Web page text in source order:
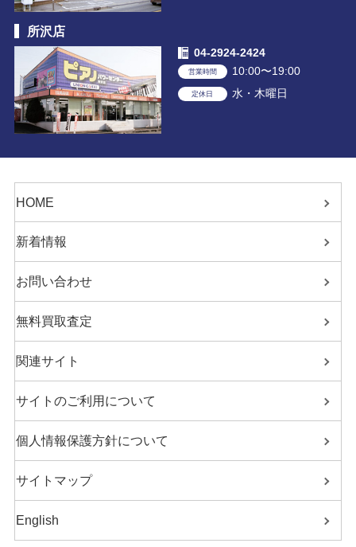
所沢店
04-2924-2424
営業時間 10:00〜19:00
定休日 水・木曜日
HOME
新着情報
お問い合わせ
無料買取査定
関連サイト
サイトのご利用について
個人情報保護方針について
サイトマップ
English